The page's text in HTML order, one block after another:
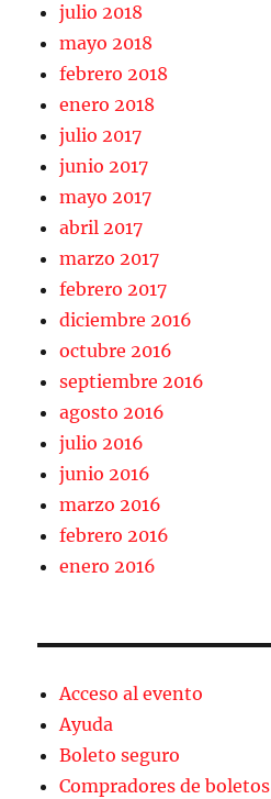
julio 2018
mayo 2018
febrero 2018
enero 2018
julio 2017
junio 2017
mayo 2017
abril 2017
marzo 2017
febrero 2017
diciembre 2016
octubre 2016
septiembre 2016
agosto 2016
julio 2016
junio 2016
marzo 2016
febrero 2016
enero 2016
Acceso al evento
Ayuda
Boleto seguro
Compradores de boletos